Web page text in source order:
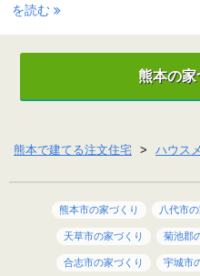
を読む
熊本の家
熊本で建てる注文住宅 > ハウス
熊本市の家づくり 八代市
天草市の家づくり 菊池郡
合志市の家づくり 宇城市